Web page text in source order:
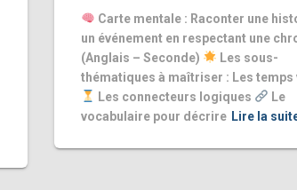
Carte mentale : Raconter une
un événement en respectant une
(Anglais – Seconde)
Les sous-
thématiques à maîtriser : Les temps
Les connecteurs logiques
Le
vocabulaire pour décrire Lire la